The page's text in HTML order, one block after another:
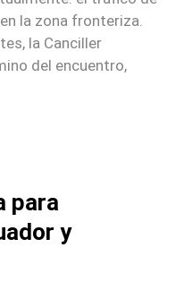
la zona fronteriza.
la Canciller
del encuentro,
para
y